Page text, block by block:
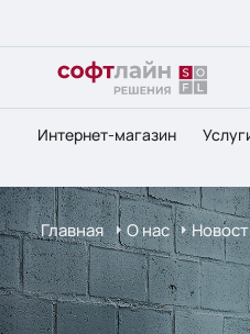
Интернет-магазин
Главная О нас